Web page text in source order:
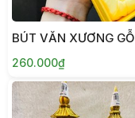
BÚT VĂN XƯƠNG GỖ
260.000₫